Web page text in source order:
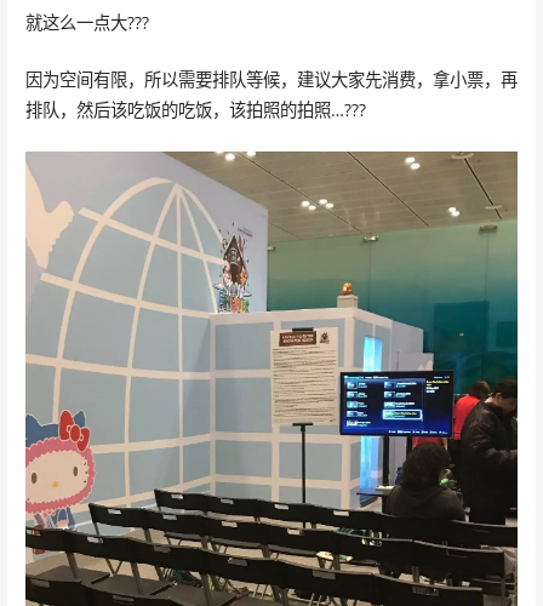
就这么一点大???
因为空间有限，所以需要排队等候，建议大家先消费，拿小票，再
排队，然后该吃饭的吃饭，该拍照的拍照…???